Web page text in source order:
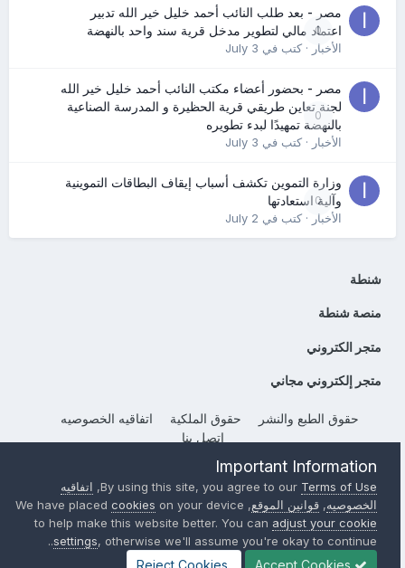
0
مصر - بعد طلب النائب أحمد خليل خير الله تدبير
اعتماد مالي لتطوير مدخل قرية سند واحد بالنهضة
الأخبار· كتب في July 3
0
مصر - بحضور أعضاء مكتب النائب أحمد خليل خير الله
لجنة تعاين طريقي قرية الحظيرة و المدرسة الصناعية
بالنهضة تمهيدًا لبدء تطويره
الأخبار· كتب في July 3
0
وزارة التموين تكشف أسباب إيقاف البطاقات التموينية
وآلية استعادتها
الأخبار· كتب في July 2
شنطة
منصة شنطة
متجر الكتروني
متجر إلكتروني مجاني
حقوق الطبع والنشر حقوق الملكية
اتفاقيه الخصوصيه
إتصل بنا
Powered by Invision CommunityImportant Information
By using this site, you agree to ourTerms of Use
, اتفاقيه
الخصوصيه, قوانين الموقع, We have placed
cookies on your device
to help make this website better. You canadjust your cookie
settings , otherwise we'll assume you're okay to continue..
Accept Cookies